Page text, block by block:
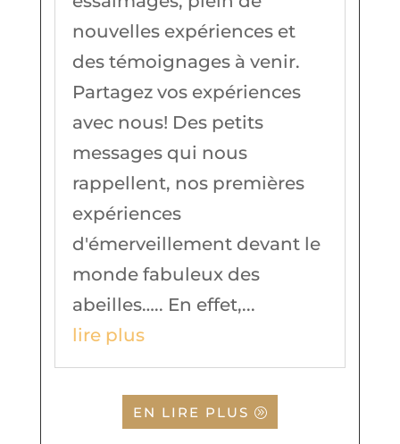
nouvelles expériences et
des témoignages à venir.
Partagez vos expériences
avec nous! Des petits
messages qui nous
rappellent, nos premières
expériences
d'émerveillement devant le
monde fabuleux des
abeilles….. En effet,...
lire plus
EN LIRE PLUS